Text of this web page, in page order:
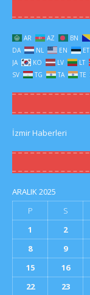
AR AZ BN
DA
NL EN ET
JA
KO LV LT
SV
TG TA TE
İzmir Haberleri
ARALIK 2025
P
S
1
2
8
9
15
16
22
23